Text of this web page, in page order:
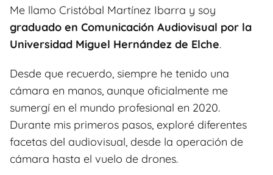
Me llamo Cristóbal Martínez Ibarra y soy
graduado en Comunicación Audiovisual por la
Universidad Miguel Hernández de Elche.
Desde que recuerdo, siempre he tenido una
cámara en manos, aunque oficialmente me
sumergí en el mundo profesional en 2020.
Durante mis primeros pasos, exploré diferentes
facetas del audiovisual, desde la operación de
cámara hasta el vuelo de drones.